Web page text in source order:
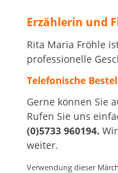
Erzählerin und
Rita Maria Fröhle
professionelle
Telefonische
Gerne können Sie
Rufen Sie uns
(0)5733 960194.
weiter.
Verwendung dieser